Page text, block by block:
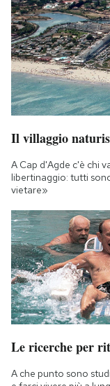
Il villaggio
A Cap d'Agde c'è chi
libertinaggio: tutti
vietare»
Le ricerche per
A che punto sono